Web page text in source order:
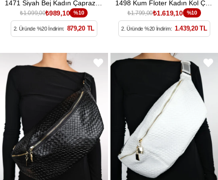
1471 Siyah Bej Kadın Çapraz Çanta
₺1.099,00₺989,10 %10
2. Üründe %20 İndirim: 879,20 TL
1498 Kum Floter Kadın Kol Çantası
₺1.799,00₺1.619,10 %10
2. Üründe %20 İndirim: 1.439,20 TL